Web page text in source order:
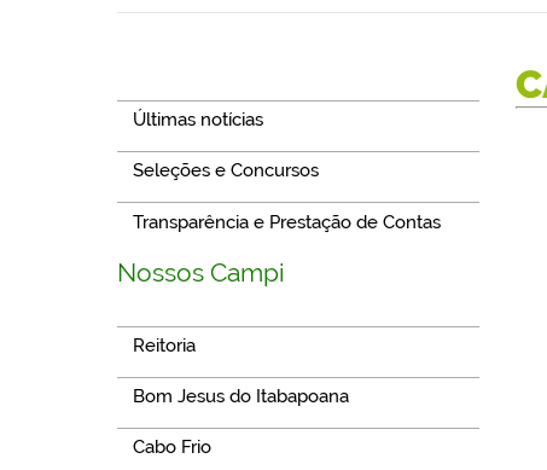
Últimas notícias
Seleções e Concursos
Transparência e Prestação de Contas
Nossos Campi
Reitoria
Bom Jesus do Itabapoana
Cabo Frio